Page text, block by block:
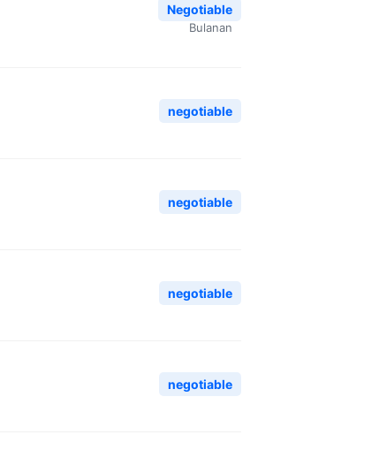
Negotiable
Bulanan
negotiable
negotiable
negotiable
negotiable